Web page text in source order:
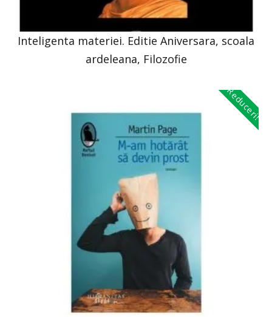
Inteligenta materiei. Editie Aniversara, scoala
ardeleana, Filozofie
Reduceri!